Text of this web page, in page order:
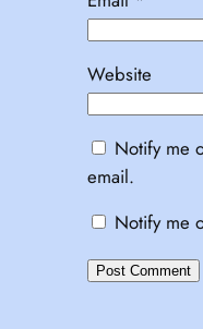
Website
Notify me
email.
Notify me